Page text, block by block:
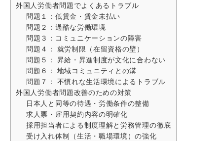
外国人労働者問題でよくあるトラブル
問題１：低賃金・賃金未払い
問題２：過酷な労働環境
問題３：コミュニケーションの障害
問題４： 就労制限（在留資格の壁）
問題５： 昇給・昇進制度が文化に合わない
問題６： 地域コミュニティとの溝
問題７： 不慣れな生活環境によるトラブル
外国人労働者問題改善のための対策
日本人と同等の待遇・労働条件の整備
求人票・雇用契約内容の明確化
採用担当者による制度理解と労務管理の徹底
受け入れ体制（生活・職場環境）の強化